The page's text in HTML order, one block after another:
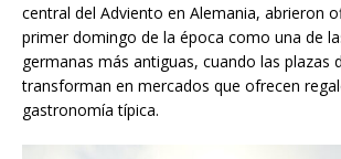
central del Adviento en Alemania, abrieron
primer domingo de la época como una de
germanas más antiguas, cuando las plazas
transforman en mercados que ofrecen
gastronomía típica.